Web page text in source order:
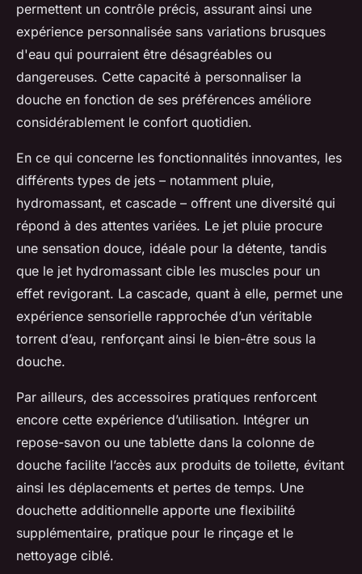
permettent un contrôle précis, assurant ainsi une
expérience personnalisée sans variations brusques
d'eau qui pourraient être désagréables ou
dangereuses. Cette capacité à personnaliser la
douche en fonction de ses préférences améliore
considérablement le confort quotidien.
En ce qui concerne les fonctionnalités innovantes, les
différents types de jets – notamment pluie,
hydromassant, et cascade – offrent une diversité qui
répond à des attentes variées. Le jet pluie procure
une sensation douce, idéale pour la détente, tandis
que le jet hydromassant cible les muscles pour un
effet revigorant. La cascade, quant à elle, permet une
expérience sensorielle rapprochée d’un véritable
torrent d’eau, renforçant ainsi le bien-être sous la
douche.
Par ailleurs, des accessoires pratiques renforcent
encore cette expérience d’utilisation. Intégrer un
repose-savon ou une tablette dans la colonne de
douche facilite l’accès aux produits de toilette, évitant
ainsi les déplacements et pertes de temps. Une
douchette additionnelle apporte une flexibilité
supplémentaire, pratique pour le rinçage et le
nettoyage ciblé.